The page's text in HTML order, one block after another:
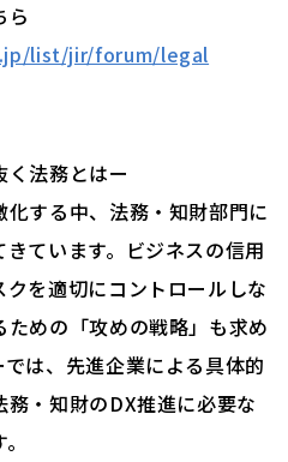
ら
list/jir/forum/legal
法務とはー
する中、法務・知財部門に
ています。ビジネスの信用
を適切にコントロールしな
めの「攻めの戦略」も求め
は、先進企業による具体的
・知財のDX推進に必要な